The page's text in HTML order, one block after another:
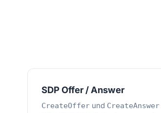
SDP Offer / Answer
CreateOffer und CreateAnswer